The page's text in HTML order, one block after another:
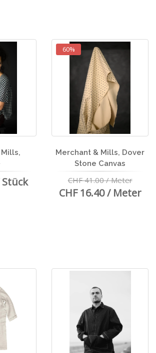
Stück
60%
Merchant & Mills, Dover
Stone Canvas
CHF 41.00 / Meter
CHF 16.40 / Meter